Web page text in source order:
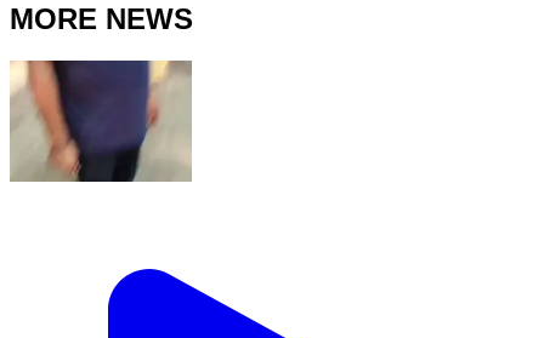
MORE NEWS